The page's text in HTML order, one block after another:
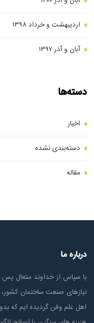
اردیبهشت و خرداد ۱۳۹۸
آبان و آذر ۱۳۹۷
دسته‌ها
اخبار
دسته‌بندی نشده
مقاله
درباره ما
با سپاس از خداوند متعال
نیازهای صنعت ساختمان
اهل علم وفن گردیده ایم که